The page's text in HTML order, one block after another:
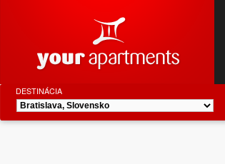
DESTINÁCIA